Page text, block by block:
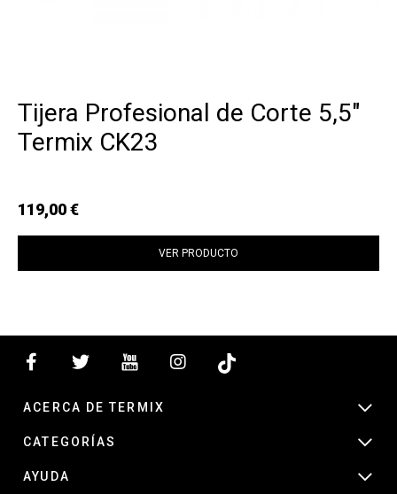
Tijera Profesional de Corte 5,5"
Termix CK23
119,00 €
VER PRODUCTO
ACERCA DE TERMIX
CATEGORÍAS
AYUDA